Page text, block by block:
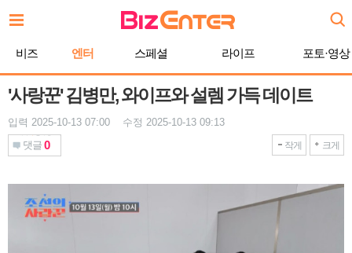
문
비즈 엔터 스페셜 라이프 포토·영상
'사랑꾼' 김병만, 와이프와 설렘 가득 데이트
입력 2025-10-13 07:00 수정 2025-10-13 09:13
댓글 0 작게 크게